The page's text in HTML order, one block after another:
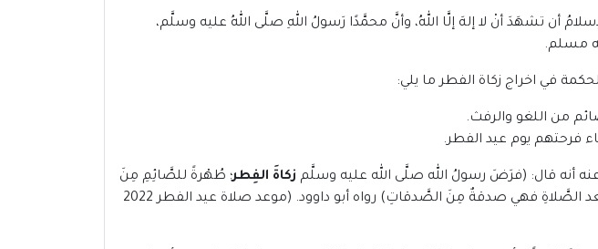
أن تشهَدَ أنْ لا إلهَ إلَّا اللهُ، وأنَّ محمَّدًا رَسولُ اللهِ صلَّى اللهُ عليه وسلَّم،
مسلم.
في اخراج زكاة الفطر ما يلي:
من اللغو والرفث.
فرحتهم يوم عيد الفطر.
أنه قال: (فرَضَ رسولُ الله صلَّى الله عليه وسلَّم زكاةَ الفِطر؛ طُهْرةً للصَّائِمِ مِنَ
اللَّغوِ والرَّفَثِ، وطُعمةً للمَساكينِ، مَن أدَّاها قبل الصَّلاةِ فهي زكاةٌ مَقبولةٌ، ومَن أدَّاها بعد الصَّلاةِ فهي صدقةٌ مِنَ الصَّدقاتِ) رواه أبو داوود. (موعد صلاة عيد الفطر 2022